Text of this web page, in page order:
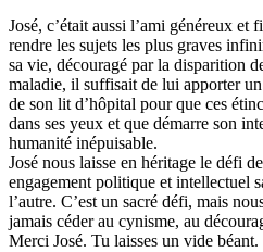
José, c’était aussi l’ami généreux et
rendre les sujets les plus graves
sa vie, découragé par la disparition
maladie, il suffisait de lui apporter
de son lit d’hôpital pour que ces
dans ses yeux et que démarre son
humanité inépuisable.
José nous laisse en héritage le défi
engagement politique et intellectuel
l’autre. C’est un sacré défi, mais
jamais céder au cynisme, au
Merci José. Tu laisses un vide